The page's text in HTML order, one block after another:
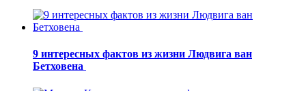
9 интересных фактов из жизни Людвига ван
Бетховена